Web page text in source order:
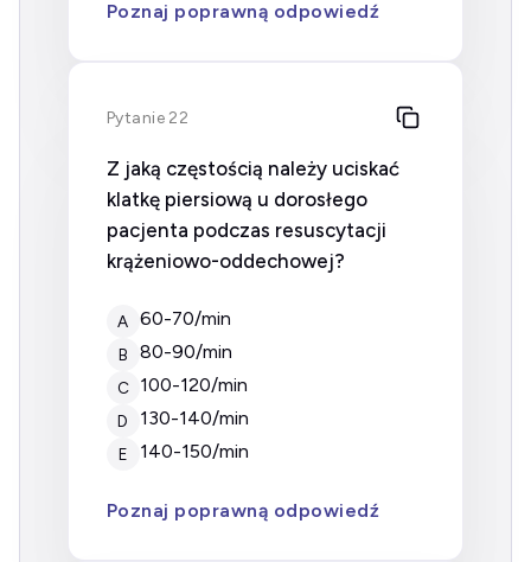
Poznaj poprawną odpowiedź
Pytanie 22
Z jaką częstością należy uciskać
klatkę piersiową u dorosłego
pacjenta podczas resuscytacji
krążeniowo-oddechowej?
A 60-70/min
B 80-90/min
C 100-120/min
D 130-140/min
E 140-150/min
Poznaj poprawną odpowiedź